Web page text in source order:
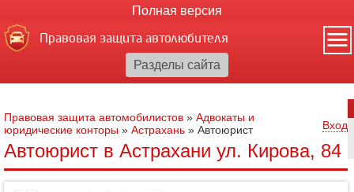
Полная версия
Правовая защита автолюбителя
Правовая защита автомобилистов » Адвокаты и
юридические конторы » Астрахань » Автоюрист Вход
Автоюрист в Астрахани ул. Кирова, 84